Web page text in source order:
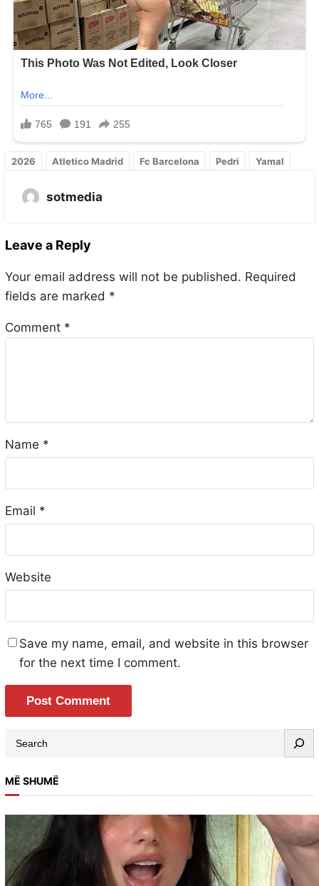
2026 Atletico Madrid Fc Barcelona Pedri Yamal
sotmedia
Leave a Reply
Your email address will not be published. Required
fields are marked *
Comment *
Name *
Email *
Website
Save my name, email, and website in this browser
for the next time I comment.
MË SHUMË